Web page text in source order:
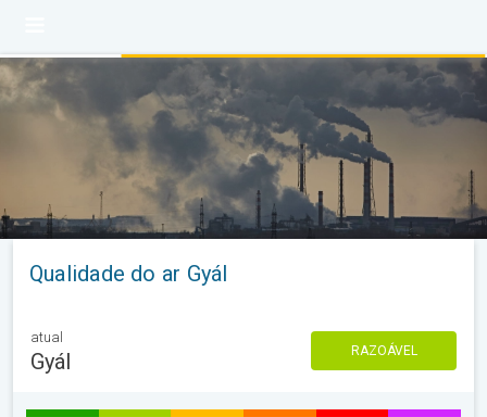
Qualidade do ar Gyál
atual
Gyál RAZOÁVEL